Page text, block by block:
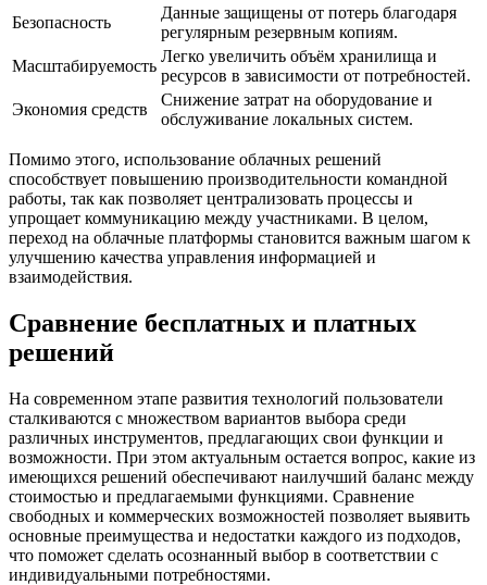
Безопасность
Данные защищены от потерь благодаря
регулярным резервным копиям.
Масштабируемость
Легко увеличить объём хранилища и
ресурсов в зависимости от потребностей.
Экономия средств
Снижение затрат на оборудование и
обслуживание локальных систем.
Помимо этого, использование облачных решений
способствует повышению производительности командной
работы, так как позволяет централизовать процессы и
упрощает коммуникацию между участниками. В целом,
переход на облачные платформы становится важным шагом к
улучшению качества управления информацией и
взаимодействия.
Сравнение бесплатных и платных
решений
На современном этапе развития технологий пользователи
сталкиваются с множеством вариантов выбора среди
различных инструментов, предлагающих свои функции и
возможности. При этом актуальным остается вопрос, какие из
имеющихся решений обеспечивают наилучший баланс между
стоимостью и предлагаемыми функциями. Сравнение
свободных и коммерческих возможностей позволяет выявить
основные преимущества и недостатки каждого из подходов,
что поможет сделать осознанный выбор в соответствии с
индивидуальными потребностями.